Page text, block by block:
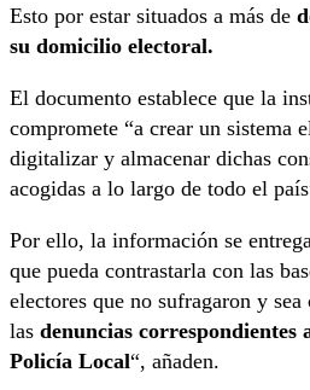
Esto por estar situados a más de
su domicilio electoral.
El documento establece que la
compromete “a crear un sistema
digitalizar y almacenar dichas
acogidas a lo largo de todo el
Por ello, la información se
que pueda contrastarla con las
electores que no sufragaron y
las denuncias correspondientes
Policía Local“, añaden.